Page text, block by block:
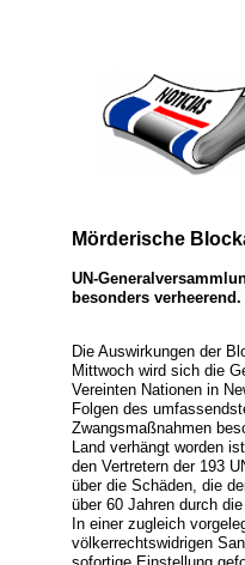
Mörderische
UN-
besonders verheerend.
Die Auswirkungen der
Mittwoch wird sich die
Vereinten Nationen in
Folgen des
Zwangsmaßnahmen
Land verhängt worden
den Vertretern der 193
über die Schäden, die
über 60 Jahren durch
In einer zugleich
völkerrechtswidrigen